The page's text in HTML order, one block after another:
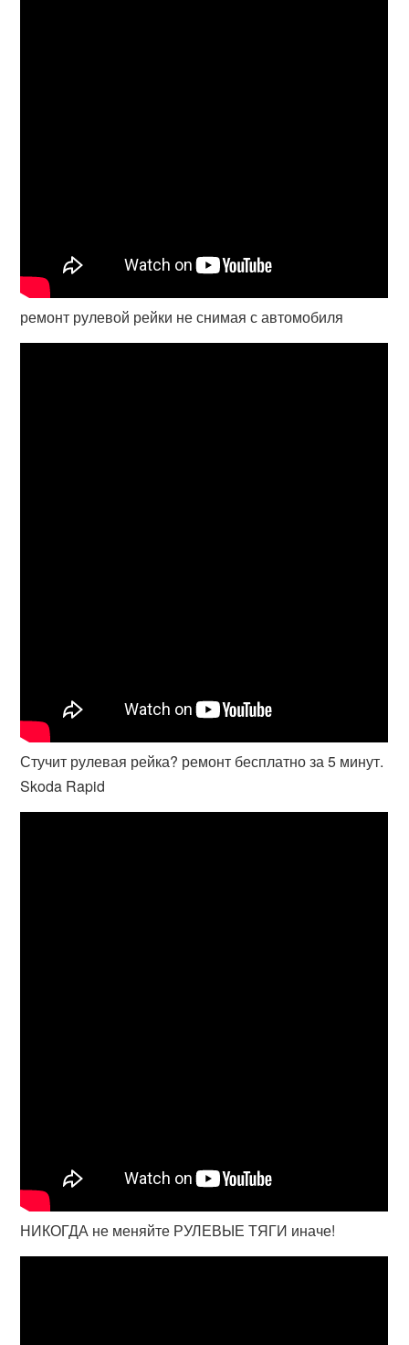
ремонт рулевой рейки не снимая с автомобиля
Стучит рулевая рейка? ремонт бесплатно за 5 минут.
Skoda Rapid
НИКОГДА не меняйте РУЛЕВЫЕ ТЯГИ иначе!